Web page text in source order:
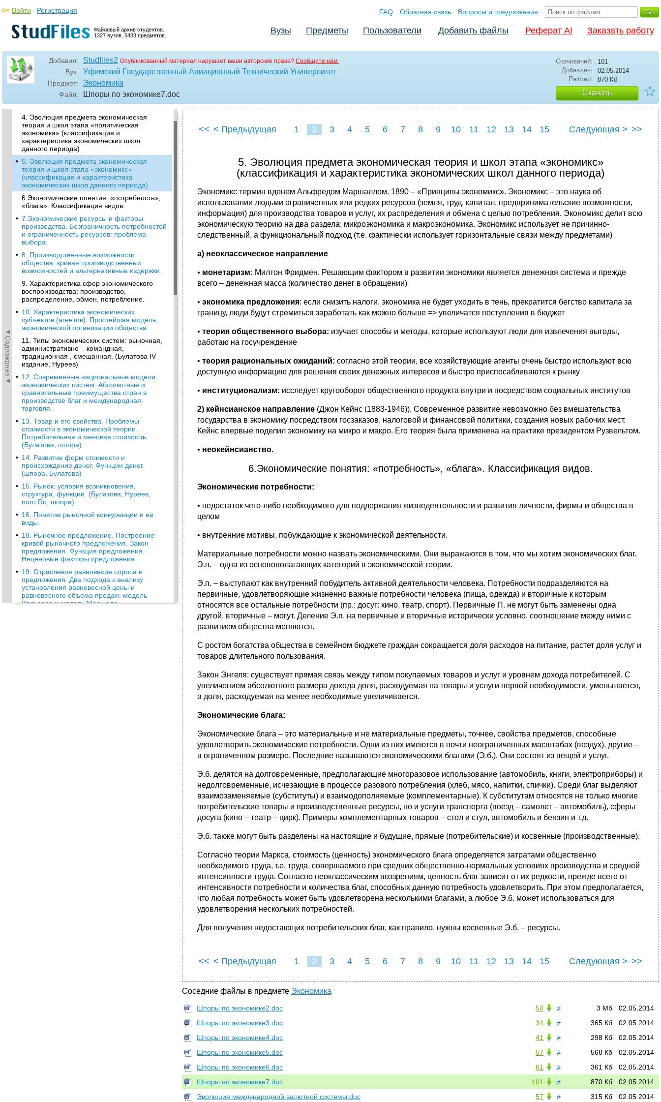
Файловый архив студентов.
1327 вузов, 5483 предметов.
Войти / Регистрация FAQ Обратная связь Вопросы и предложения
Вузы Предметы Пользователи Добавить файлы Реферат AI Заказать работу
Добавил: Studfiles2 Опубликованный материал нарушает ваши авторские права? Сообщите нам.
Вуз: Уфимский Государственный Авиационный Технический Университет
Предмет: Экономика
Файл: Шпоры по экономике7.doc
Скачиваний:
101
Добавлен:
02.05.2014
Размер:
870 Кб
Скачать ☆
◄Содержание◄
• 3. Основные этапы формирования эт как
науки. Экономическая мысль периодов
античности и средневековой
западноевропейской экономической мысли.
4. Эволюция предмета экономическая
теория и школ этапа «политическая
экономика» (классификация и
характеристика экономических школ
данного периода)
• 5. Эволюция предмета экономическая
теория и школ этапа «экономикс»
(классификация и характеристика
экономических школ данного периода)
6.Экономические понятия: «потребность»,
«блага». Классификация видов.
• 7.Экономические ресурсы и факторы
производства. Безграничность потребностей
и ограниченность ресурсов: проблема
выбора.
• 8. Производственные возможности
общества: кривая производственных
возможностей и альтернативные издержки.
9. Характеристика сфер экономического
воспроизводства: производство,
распределение, обмен, потребление.
• 10. Характеристика экономических
субъектов (агентов). Простейшая модель
экономической организации общества.
11. Типы экономических систем: рыночная,
административно – командная,
традиционная , смешанная. (Булатова IV
издание, Нуреев)
• 12. Современные национальные модели
экономических систем. Абсолютные и
сравнительные преимущества стран в
производстве благ и международная
торговля.
• 13. Товар и его свойства. Проблемы
стоимости в экономической теории.
Потребительная и меновая стоимость.
(Булатова, шпора)
• 14. Развитие форм стоимости и
происхождение денег. Функции денег.
(шпора, Булатова)
• 15. Рынок: условия возникновения,
структура, функции. (Булатова, Нуреев,
nuru.Ru, шпора)
• 16. Понятие рыночной конкуренции и её
виды.
• 18. Рыночное предложение. Построение
кривой рыночного предложения. Закон
предложения. Функция предложения.
Неценовые факторы предложения.
• 19. Отраслевое равновесие спроса и
предложения. Два подхода к анализу
установления равновесной цены и
равновесного объема продаж: модель
Вальраса и модель Маршала.
<< < Предыдущая 1 2 3 4 5 6 7 8 9 10 11 12 13 14
15
Следующая > >>
5. Эволюция предмета экономическая теория и школ этапа «экономикс»
(классификация и характеристика экономических школ данного периода)
Экономикс термин вденем Альфредом Маршаллом. 1890 – «Принципы экономикс». Экономикс – это наука об
использовании людьми ограниченных или редких ресурсов (земля, труд, капитал, предпринимательские возможности,
информация) для производства товаров и услуг, их распределения и обмена с целью потребления. Экономикс делит всю
экономическую теорию на два раздела: микроэкономика и макроэкономика. Экономикс использует не причинно-
следственный, а функциональный подход (т.е. фактически использует горизонтальные связи между предметами)
а) неоклассическое направление
• монетаризм: Милтон Фридмен. Решающим фактором в развитии экономики является денежная система и прежде
всего – денежная масса (количество денег в обращении)
• экономика предложения: если снизить налоги, экономика не будет уходить в тень, прекратится бегство капитала за
границу, люди будут стремиться заработать как можно больше => увеличатся поступления в бюджет
• теория общественного выбора: изучает способы и методы, которые используют люди для извлечения выгоды,
работаю на госучреждение
• теория рациональных ожиданий: согласно этой теории, все хозяйствующие агенты очень быстро используют всю
доступную информацию для решения своих денежных интересов и быстро приспосабливаются к рынку
• институционализм: исследует кругооборот общественного продукта внутри и посредством социальных институтов
2) кейнсианское направление (Джон Кейнс (1883-1946)). Современное развитие невозможно без вмешательства
государства в экономику посредством госзаказов, налоговой и финансовой политики, создания новых рабочих мест.
Кейнс впервые поделил экономику на микро и макро. Его теория была применена на практике президентом Рузвельтом.
• неокейнсианство.
6.Экономические понятия: «потребность», «блага». Классификация видов.
Экономические потребности:
• недостаток чего-либо необходимого для поддержания жизнедеятельности и развития личности, фирмы и общества в
целом
• внутренние мотивы, побуждающие к экономической деятельности.
Материальные потребности можно назвать экономическими. Они выражаются в том, что мы хотим экономических благ.
Э.п. – одна из основополагающих категорий в экономической теории.
Э.п. – выступают как внутренний побудитель активной деятельности человека. Потребности подразделяются на
первичные, удовлетворяющие жизненно важные потребности человека (пища, одежда) и вторичные к которым
относятся все остальные потребности (пр.: досуг: кино, театр, спорт). Первичные П. не могут быть заменены одна
другой, вторичные – могут. Деление Э.п. на первичные и вторичные исторически условно, соотношение между ними с
развитием общества меняются.
С ростом богатства общества в семейном бюджете граждан сокращается доля расходов на питание, растет доля услуг и
товаров длительного пользования.
Закон Энгеля: существует прямая связь между типом покупаемых товаров и услуг и уровнем дохода потребителей. С
увеличением абсолютного размера дохода доля, расходуемая на товары и услуги первой необходимости, уменьшается,
а доля, расходуемая на менее необходимые увеличивается.
Экономические блага:
Экономические блага – это материальные и не материальные предметы, точнее, свойства предметов, способные
удовлетворить экономические потребности. Одни из них имеются в почти неограниченных масштабах (воздух), другие –
в ограниченном размере. Последние называются экономическими благами (Э.б.). Они состоят из вещей и услуг.
Э.б. делятся на долговременные, предполагающие многоразовое использование (автомобиль, книги, электроприборы) и
недолговременные, исчезающие в процессе разового потребления (хлеб, мясо, напитки, спички). Среди благ выделяют
взаимозаменяемые (субституты) и взаимодополняемые (комплементарные). К субститутам относятся не только многие
потребительские товары и производственные ресурсы, но и услуги транспорта (поезд – самолет – автомобиль), сферы
досуга (кино – театр – цирк). Примеры комплементарных товаров – стол и стул, автомобиль и бензин и т.д.
Э.б. также могут быть разделены на настоящие и будущие, прямые (потребительские) и косвенные (производственные).
Согласно теории Маркса, стоимость (ценность) экономического блага определяется затратами общественно
необходимого труда, т.е. труда, совершаемого при средних общественно-нормальных условиях производства и средней
интенсивности труда. Согласно неоклассическим воззрениям, ценность благ зависит от их редкости, прежде всего от
интенсивности потребности и количества благ, способных данную потребность удовлетворить. При этом предполагается,
что любая потребность может быть удовлетворена несколькими благами, а любое Э.б. может использоваться для
удовлетворения нескольких потребностей.
Для получения недостающих потребительских благ, как правило, нужны косвенные Э.б. – ресурсы.
<< < Предыдущая 1 2 3 4 5 6 7 8 9 10 11 12 13 14
15
Следующая > >>
Соседние файлы в предмете Экономика
# 02.05.2014
3 Мб
50
Шпоры по экономике2.doc
#
02.05.2014
365 Кб
34
Шпоры по экономике3.doc
#
02.05.2014
298 Кб
41
Шпоры по экономике4.doc
#
02.05.2014
568 Кб
57
Шпоры по экономике5.doc
#
02.05.2014
361 Кб
61
Шпоры по экономике6.doc
#
02.05.2014
870 Кб
101
Шпоры по экономике7.doc
#
02.05.2014
315 Кб
57
Эволюция международной валютной системы.doc